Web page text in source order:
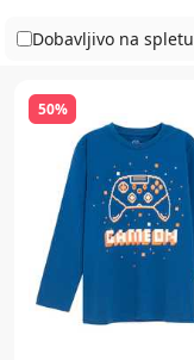
Dobavljivo na spletu
50%